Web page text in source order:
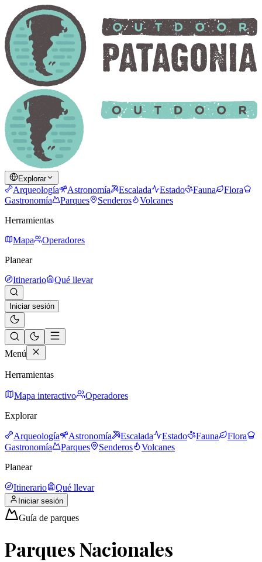
Explorar
Arqueología Astronomía Escalada Estado Fauna
Flora
Gastronomía
Parques Senderos
Volcanes
Herramientas
Mapa
Operadores
Planear
Itinerario
Qué llevar
Iniciar sesión
Menú
Herramientas
Mapa interactivo
Operadores
Explorar
Arqueología Astronomía Escalada Estado Fauna
Flora
Gastronomía
Parques Senderos
Volcanes
Planear
Itinerario Qué llevar
Iniciar sesión
Guía de parques
Parques Nacionales